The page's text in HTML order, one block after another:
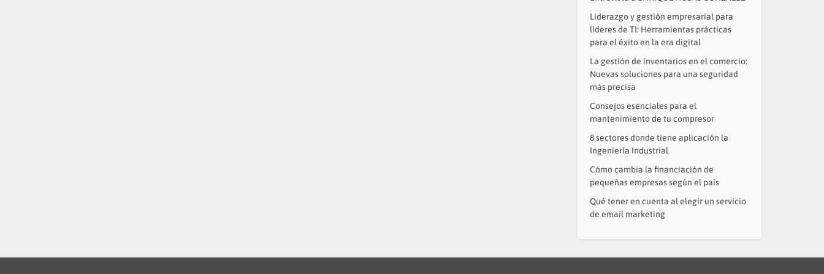
Liderazgo y gestión empresarial para
líderes de TI: Herramientas prácticas
para el éxito en la era digital
La gestión de inventarios en el comercio:
Nuevas soluciones para una seguridad
más precisa
Consejos esenciales para el
mantenimiento de tu compresor
8 sectores donde tiene aplicación la
Ingeniería Industrial
Cómo cambia la financiación de
pequeñas empresas según el país
Qué tener en cuenta al elegir un servicio
de email marketing